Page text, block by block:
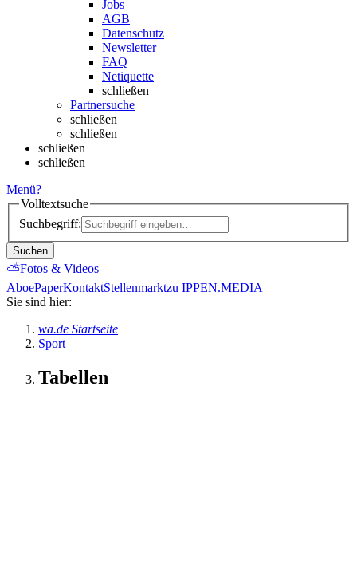
Jobs
AGB
Datenschutz
Newsletter
FAQ
Netiquette
schließen
Partnersuche
schließen
schließen
schließen
schließen
Menü?
Volltextsuche
Suchbegriff:
Suchen
⛅Fotos & Videos
AboePaperKontaktStellenmarktzu IPPEN.MEDIA
Sie sind hier:
wa.de Startseite
Sport
Tabellen